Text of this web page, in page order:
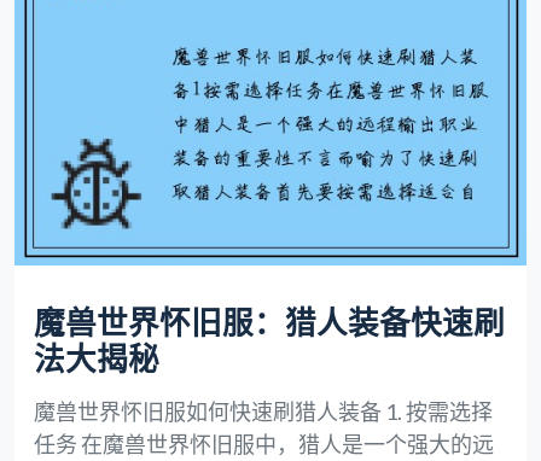
魔兽世界怀旧服：猎人装备快速刷
法大揭秘
魔兽世界怀旧服如何快速刷猎人装备 1. 按需选择
任务 在魔兽世界怀旧服中，猎人是一个强大的远